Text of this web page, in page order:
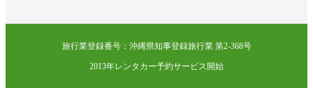
旅行業登録番号：沖縄県知事登録旅行業 第2-368号
2013年レンタカー予約サービス開始